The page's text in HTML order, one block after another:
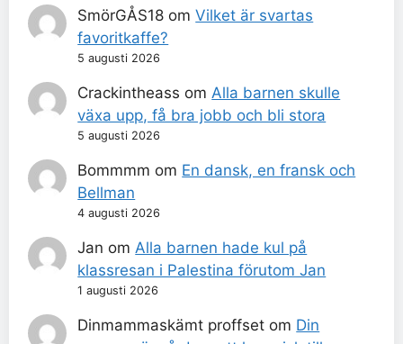
SmörGÅS18 omVilket är svartas
favoritkaffe?
5 augusti 2026
Crackintheass om Alla barnen skulle
växa upp, få bra jobb och bli stora
5 augusti 2026
Bommmm om En dansk, en fransk och
Bellman
4 augusti 2026
Jan om Alla barnen hade kul på
klassresan i Palestina förutom Jan
1 augusti 2026
Dinmammaskämt proffset om Din